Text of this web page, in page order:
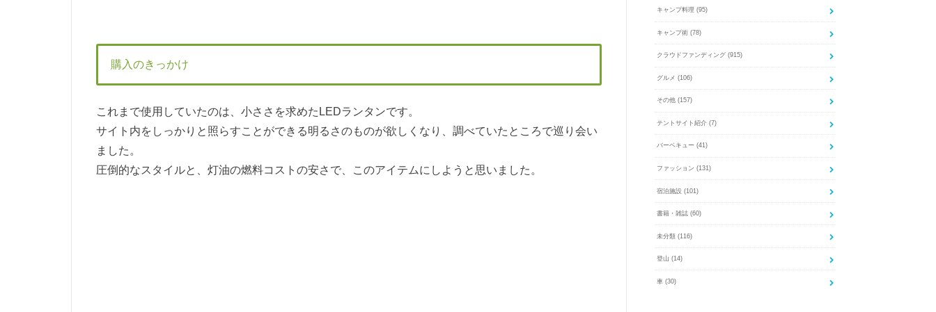
購入のきっかけ
これまで使用していたのは、小ささを求めたLEDランタンです。
サイト内をしっかりと照らすことができる明るさのものが欲しくなり、調べていたところで巡り会い
ました。
圧倒的なスタイルと、灯油の燃料コストの安さで、このアイテムにしようと思いました。
キャンプ料理 (95)
キャンプ術 (78)
クラウドファンディング (915)
グルメ (106)
その他 (157)
テントサイト紹介 (7)
バーベキュー (41)
ファッション (131)
宿泊施設 (101)
書籍・雑誌 (60)
未分類 (116)
登山 (14)
車 (30)